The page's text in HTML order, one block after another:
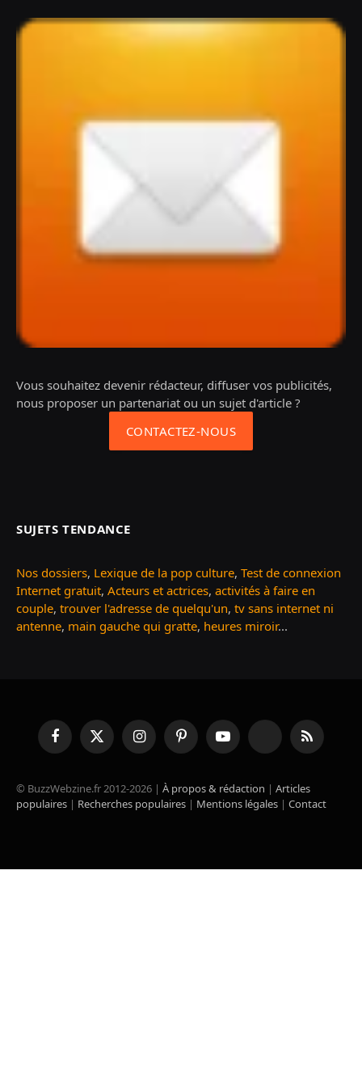
Vous souhaitez devenir rédacteur, diffuser vos publicités,
nous proposer un partenariat ou un sujet d'article ?
CONTACTEZ-NOUS
SUJETS TENDANCE
Nos dossiers, Lexique de la pop culture, Test de connexion
Internet gratuit, Acteurs et actrices, activités à faire en
couple, trouver l'adresse de quelqu'un, tv sans internet ni
antenne, main gauche qui gratte, heures miroir...
FacebookX
(Twitter)
InstagramPinterestYouTube TikTok RSS
© BuzzWebzine.fr 2012-2026 | À propos & rédaction | Articles
populaires | Recherches populaires | Mentions légales | Contact